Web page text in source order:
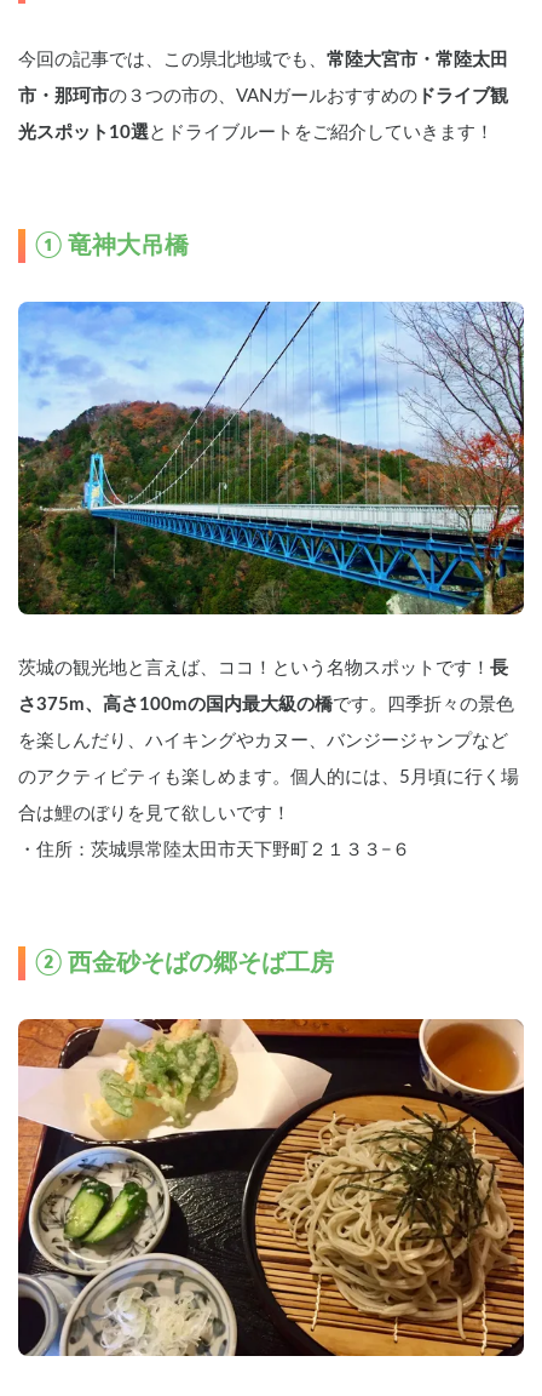
今回の記事では、この県北地域でも、 常陸大宮市・常陸太田
市・那珂市の３つの市の、VANガールおすすめの ドライブ観
光スポット10選 とドライブルートをご紹介していきます！
① 竜神大吊橋
茨城の観光地と言えば、ココ！という名物スポットです！ 長
さ375m、高さ100mの国内最大級の橋です。四季折々の景色
を楽しんだり、ハイキングやカヌー、バンジージャンプなど
のアクティビティも楽しめます。個人的には、5月頃に行く場
合は鯉のぼりを見て欲しいです！
・住所：茨城県常陸太田市天下野町２１３３−６
② 西金砂そばの郷そば工房